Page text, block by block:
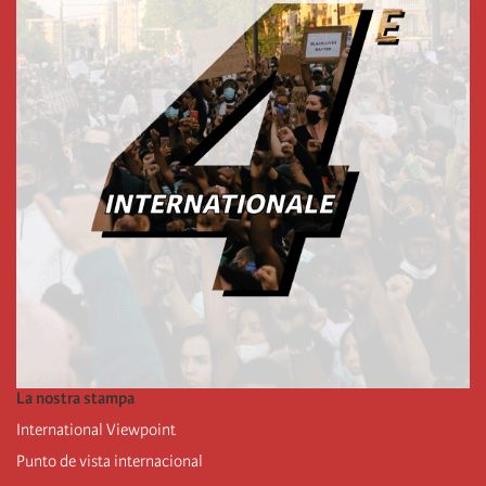
La nostra stampa
International Viewpoint
Punto de vista internacional